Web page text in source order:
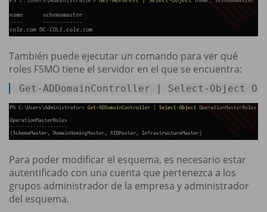
También puede ejecutar un comando para ver qué
roles FSMO tiene el servidor en el que se encuentra:
Get -ADDomainController | Select - Object
Para poder modificar el esquema, es necesario estar
autentificado con una cuenta que pertenezca a los
grupos administrador de la empresa y administrador
del esquema.